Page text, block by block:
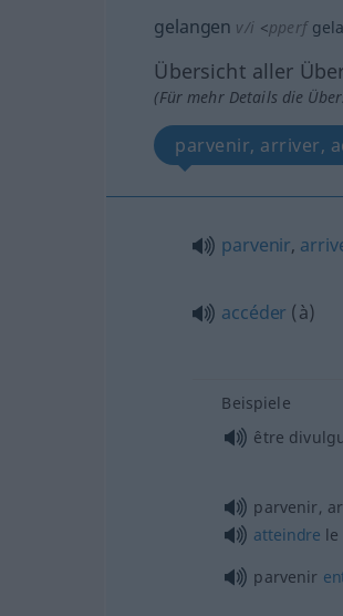
gelangen v/i <pperf
Übersicht aller
(Für mehr Details die
parvenir, arriver,
parvenir,
accéder (à)
Beispiele
être
parvenir,
atteindre le
parvenir